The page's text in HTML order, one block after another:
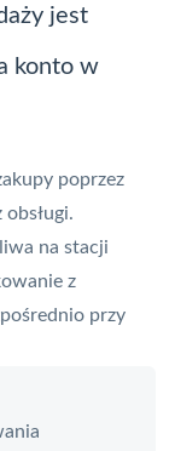
jest
konto w
poprzez
na stacji
z
przy